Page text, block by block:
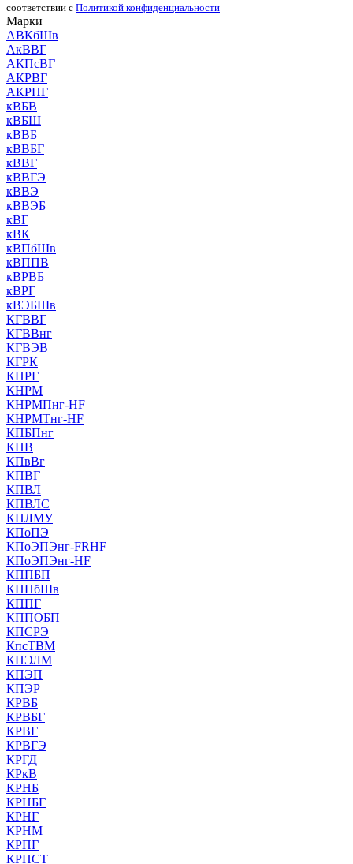
соответствии с Политикой конфиденциальности
Марки
АВКбШв
АкВВГ
АКПсВГ
АКРВГ
АКРНГ
кВБВ
кВБШ
кВВБ
кВВБГ
кВВГ
кВВГЭ
кВВЭ
кВВЭБ
кВГ
кВК
кВПбШв
кВППВ
кВРВБ
кВРГ
кВЭБШв
КГВВГ
КГВВнг
КГВЭВ
КГРК
КНРГ
КНРМ
КНРМПнг-HF
КНРМТнг-HF
КПБПнг
КПВ
КПвВг
КПВГ
КПВЛ
КПВЛС
КПЛМУ
КПоПЭ
КПоЭПЭнг-FRHF
КПоЭПЭнг-HF
КППБП
КППбШв
КППГ
КППОБП
КПСРЭ
КпсТВМ
КПЭЛМ
КПЭП
КПЭР
КРВБ
КРВБГ
КРВГ
КРВГЭ
КРГД
КРкВ
КРНБ
КРНБГ
КРНГ
КРНМ
КРПГ
КРПСТ